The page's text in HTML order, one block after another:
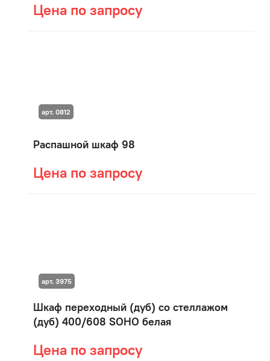
Цена по запросу
Распашной шкаф 98
Цена по запросу
арт. 0812
Шкаф переходный (дуб) со стеллажом
(дуб) 400/608 SOHO белая
Цена по запросу
арт. 3975